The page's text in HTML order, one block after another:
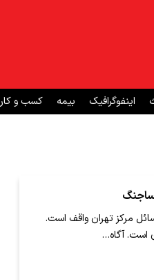
اینفوگرافیک بیمه کسب و کار
مرکز تهران واقف است.
است. آگاه…